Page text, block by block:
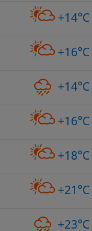
+14°C
+16°C
+14°C
+16°C
+18°C
+21°C
+23°C